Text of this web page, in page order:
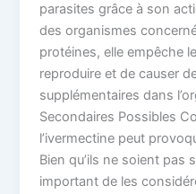
parasites grâce à son
des organismes
protéines, elle empêche
reproduire et de causer
supplémentaires dans
Secondaires Possibles
l’ivermectine peut
Bien qu’ils ne soient pas
important de les